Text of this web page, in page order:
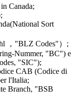
Canada;
Sort
，"BLZ Codes"）;
Nummer, "BC") e
"SIC");
CAB (Codice di
l'Italia;
Branch, "BSB